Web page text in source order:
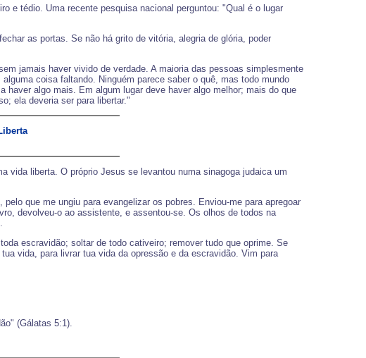
e tédio. Uma recente pesquisa nacional perguntou: "Qual é o lugar
as portas. Se não há grito de vitória, alegria de glória, poder
jamais haver vivido de verdade. A maioria das pessoas simplesmente
coisa faltando. Ninguém parece saber o quê, mas todo mundo
algo mais. Em algum lugar deve haver algo melhor; mais do que
ela deveria ser para libertar."
vida liberta. O próprio Jesus se levantou numa sinagoga judaica um
que me ungiu para evangelizar os pobres. Enviou-me para apregoar
devolveu-o ao assistente, e assentou-se. Os olhos de todos na
escravidão; soltar de todo cativeiro; remover tudo que oprime. Se
vida, para livrar tua vida da opressão e da escravidão. Vim para
(Gálatas 5:1).